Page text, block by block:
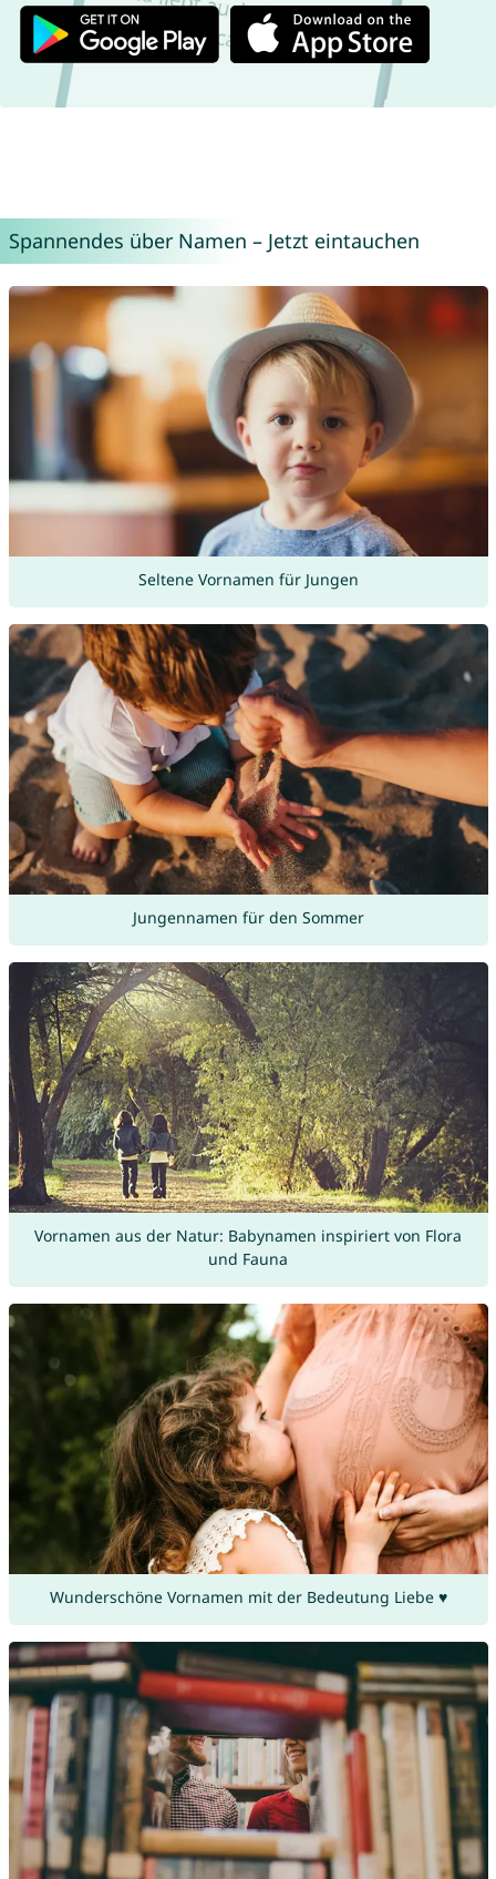
Spannendes über Namen – Jetzt eintauchen
Seltene Vornamen für Jungen
Jungennamen für den Sommer
Vornamen aus der Natur: Babynamen inspiriert von Flora
und Fauna
Wunderschöne Vornamen mit der Bedeutung Liebe ♥